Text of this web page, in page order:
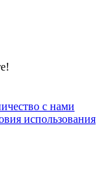
с нами
использования